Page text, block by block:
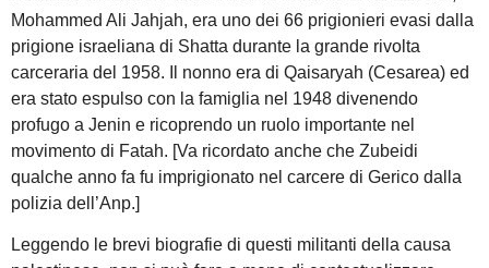
Mohammed Ali Jahjah, era uno dei 66 prigionieri evasi dalla
prigione israeliana di Shatta durante la grande rivolta
carceraria del 1958. Il nonno era di Qaisaryah (Cesarea) ed
era stato espulso con la famiglia nel 1948 divenendo
profugo a Jenin e ricoprendo un ruolo importante nel
movimento di Fatah. [Va ricordato anche che Zubeidi
qualche anno fa fu imprigionato nel carcere di Gerico dalla
polizia dell’Anp.]
Leggendo le brevi biografie di questi militanti della causa